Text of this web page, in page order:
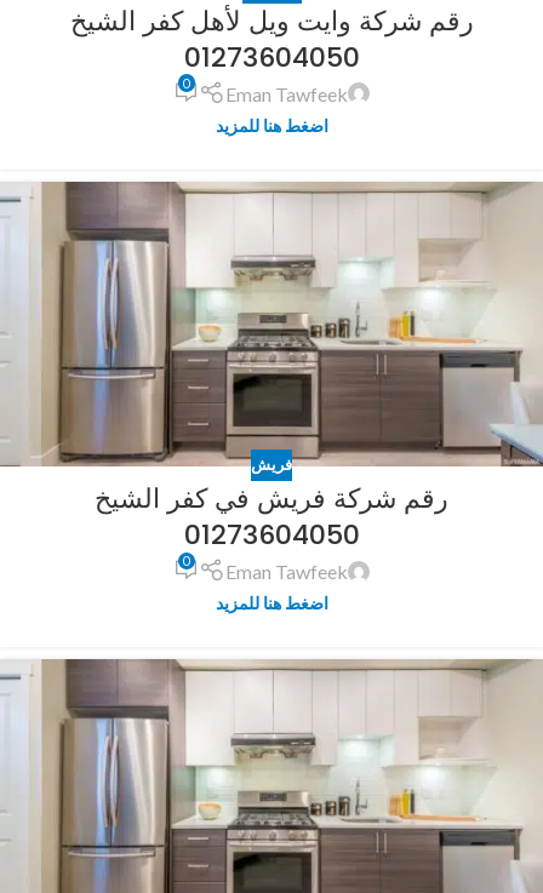
رقم شركة وايت ويل لأهل كفر الشيخ
01273604050
Eman Tawfeek
0
اضغط هنا للمزيد
فريش
رقم شركة فريش في كفر الشيخ
01273604050
Eman Tawfeek
0
اضغط هنا للمزيد